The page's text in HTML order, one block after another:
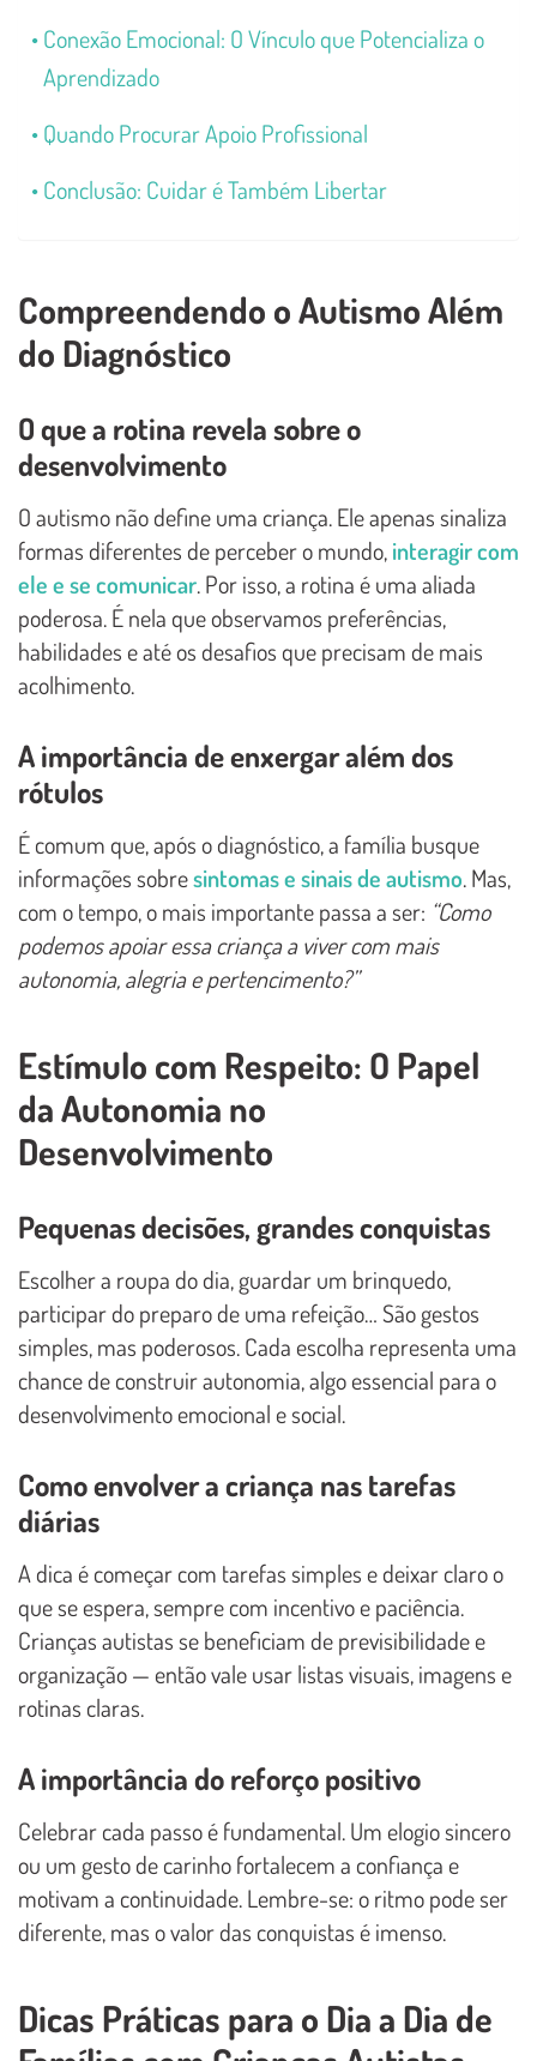
Conexão Emocional: O Vínculo que Potencializa o
Aprendizado
Quando Procurar Apoio Profissional
Conclusão: Cuidar é Também Libertar
Compreendendo o Autismo Além
do Diagnóstico
O que a rotina revela sobre o
desenvolvimento
O autismo não define uma criança. Ele apenas sinaliza
formas diferentes de perceber o mundo,interagir com
ele e se comunicar. Por isso, a rotina é uma aliada
poderosa. É nela que observamos preferências,
habilidades e até os desafios que precisam de mais
acolhimento.
A importância de enxergar além dos
rótulos
É comum que, após o diagnóstico, a família busque
informações sobresintomas e sinais de autismo. Mas,
com o tempo, o mais importante passa a ser: “Como
podemos apoiar essa criança a viver com mais
autonomia, alegria e pertencimento?”
Estímulo com Respeito: O Papel
da Autonomia no
Desenvolvimento
Pequenas decisões, grandes conquistas
Escolher a roupa do dia, guardar um brinquedo,
participar do preparo de uma refeição… São gestos
simples, mas poderosos. Cada escolha representa uma
chance de construir autonomia, algo essencial para o
desenvolvimento emocional e social.
Como envolver a criança nas tarefas
diárias
A dica é começar com tarefas simples e deixar claro o
que se espera, sempre com incentivo e paciência.
Crianças autistas se beneficiam de previsibilidade e
organização — então vale usar listas visuais, imagens e
rotinas claras.
A importância do reforço positivo
Celebrar cada passo é fundamental. Um elogio sincero
ou um gesto de carinho fortalecem a confiança e
motivam a continuidade. Lembre-se: o ritmo pode ser
diferente, mas o valor das conquistas é imenso.
Dicas Práticas para o Dia a Dia de